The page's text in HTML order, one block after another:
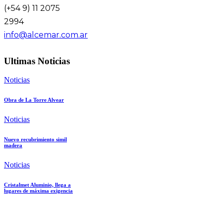
(+54 9) 11 2075
2994
info@alcemar.com.ar
Ultimas Noticias
Noticias
Obra de La Torre Alvear
Noticias
Nuevo recubrimiento simil
madera
Noticias
Cristalmet Aluminio, llega a
lugares de máxima exigencia